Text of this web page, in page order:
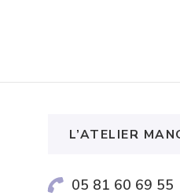
L’ATELIER
05 81 60 69 55